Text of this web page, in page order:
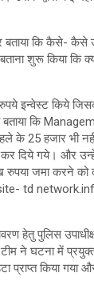
बताया कि कैसे-
शुरू किया
इन्वेस्ट किये
कि
के 25 हजार भी
दिये गये। और
जमा करने को
td
हेतु पुलिस
ने घटना में
प्राप्त किया गया